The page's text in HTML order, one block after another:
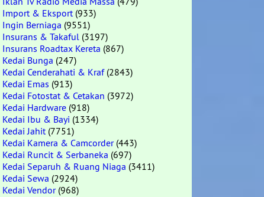
Import & Eksport(933)
Ingin Berniaga (9551)
Insurans & Takaful (3197)
Insurans Roadtax Kereta (867)
Kedai Bunga (247)
Kedai Cenderahati & Kraf(2843)
Kedai Emas (913)
Kedai Fotostat & Cetakan (3972)
Kedai Hardware (918)
Kedai Ibu & Bayi (1334)
Kedai Jahit(7751)
Kedai Kamera & Camcorder(443)
Kedai Runcit & Serbaneka (697)
Kedai Separuh & Ruang Niaga (3411)
Kedai Sewa (2924)
Kedai Vendor(968)